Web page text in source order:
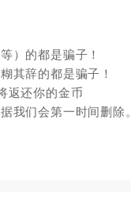
）的都是骗子！
其辞的都是骗子！
返还你的金币
我们会第一时间删除。